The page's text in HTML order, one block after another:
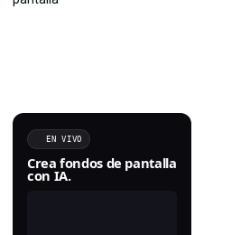
EN VIVO
Crea fondos de pantalla
con IA.